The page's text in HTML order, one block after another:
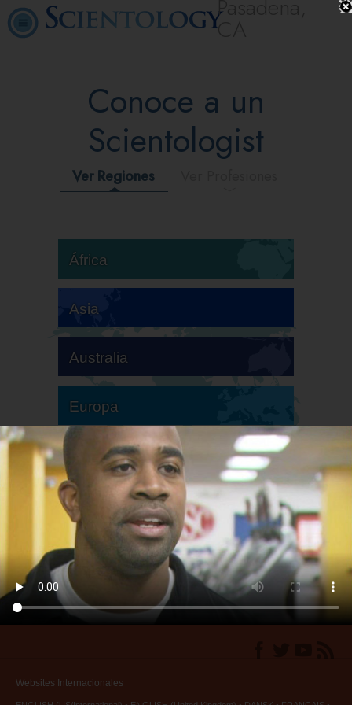
Pasadena,
CA
Conoce a un
Scientologist
Ver Regiones
África
Asia
Australia
Europa
Sudamérica
Norteamérica
Websites Internacionales